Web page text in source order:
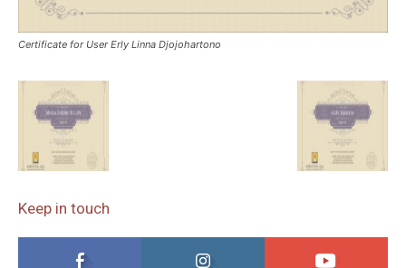
Certificate for User Erly Linna Djojohartono
Keep in touch